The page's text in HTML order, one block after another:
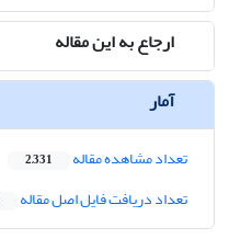
ارجاع به این مقاله
آمار
تعداد مشاهده مقاله 2,331
تعداد دریافت فایل اصل مقاله